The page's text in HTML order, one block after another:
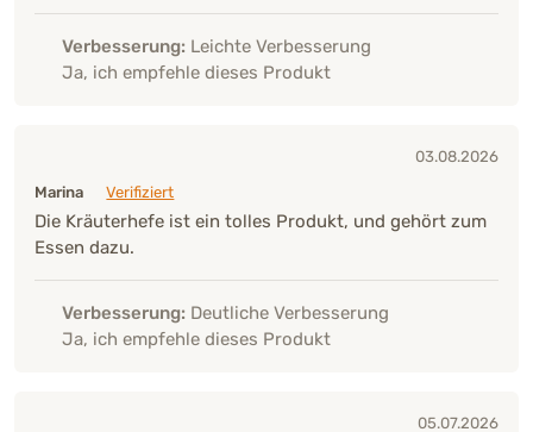
Verbesserung: Leichte Verbesserung
Ja, ich empfehle dieses Produkt
03.08.2026
Marina
Verifiziert
Die Kräuterhefe ist ein tolles Produkt, und gehört zum
Essen dazu.
Verbesserung: Deutliche Verbesserung
Ja, ich empfehle dieses Produkt
05.07.2026